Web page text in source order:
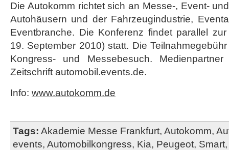
Die Autokomm richtet sich an Messe-, Event-
Autohäusern und der Fahrzeugindustrie,
Eventbranche. Die Konferenz findet parallel
19. September 2010) statt. Die
Kongress- und Messebesuch.
Zeitschrift automobil.events.de.
Info: www.autokomm.de
Tags: Akademie Messe Frankfurt, Autokomm,
events, Automobilkongress, Kia, Peugeot, Smart